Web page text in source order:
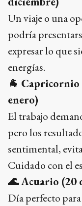
Un viaje o una
podría
expresar lo que
energías.
🐐 Capricornio
enero)
El trabajo
pero los
sentimental,
Cuidado con el
🌊Acuario (20
Día perfecto